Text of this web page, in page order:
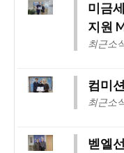
미금
지원
최근소
컴미
최근소
벧엘